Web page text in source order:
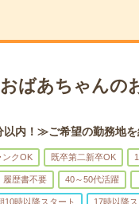
ばあちゃんの
内！≫ご希望の勤務地を
ンクOK 既卒第二新卒OK
履歴書不要 40～50代活躍
10時以降スタート 17時以降ス